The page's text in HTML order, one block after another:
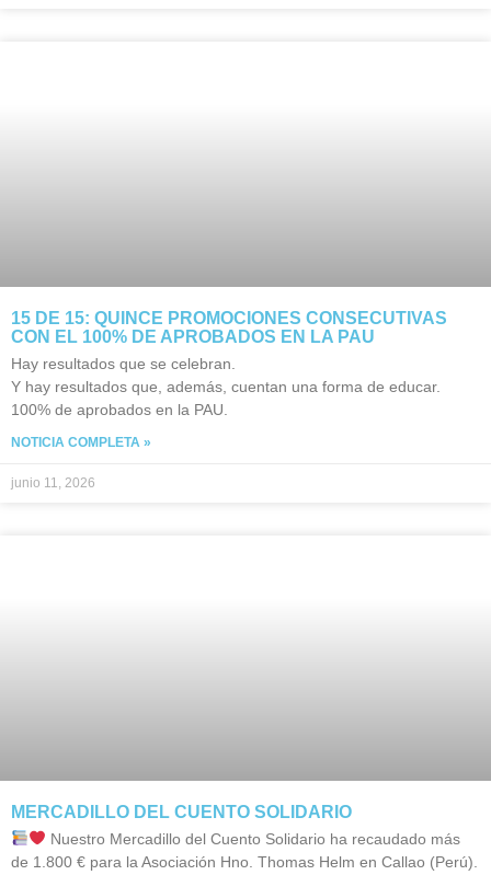
15 DE 15: QUINCE PROMOCIONES CONSECUTIVAS
CON EL 100% DE APROBADOS EN LA PAU
Hay resultados que se celebran.
Y hay resultados que, además, cuentan una forma de educar.
100% de aprobados en la PAU.
NOTICIA COMPLETA »
junio 11, 2026
MERCADILLO DEL CUENTO SOLIDARIO
Nuestro Mercadillo del Cuento Solidario ha recaudado más
de 1.800 € para la Asociación Hno. Thomas Helm en Callao (Perú).